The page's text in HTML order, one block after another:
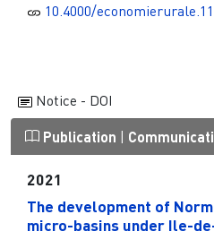
10.4000/
Notice - DOI
Publication |
2021
The development of
micro-basins under Ile-